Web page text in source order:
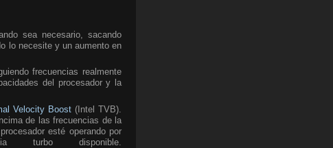
sea necesario, sacando
lo necesite y un aumento en
frecuencias realmente
del procesador y la
Velocity Boost (Intel TVB).
de las frecuencias de la
esté operando por
disponible.